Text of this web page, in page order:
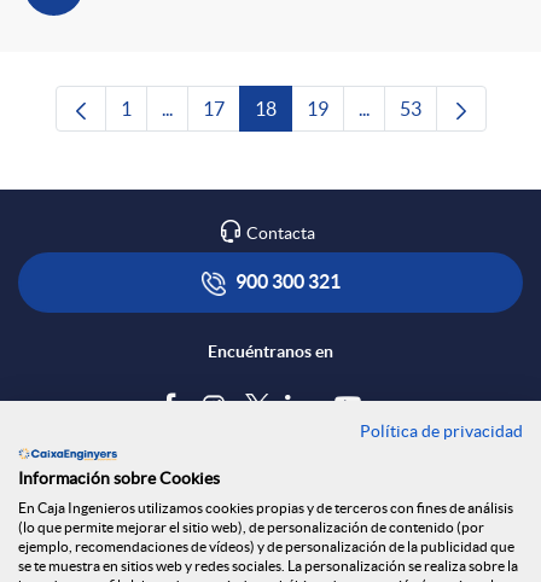
Página
1 ...Páginas intermedias Use TAB para
Página
17 Página
18 Página
19 ...Páginas intermedias
Página
53
Contacta
900 300 321
Encuéntranos en
Tablón de anuncios
Política de cookies
Aviso legal
Política de privacidad
Información sobre Cookies
En Caja Ingenieros utilizamos cookies propias y de terceros con fines de análisis
(lo que permite mejorar el sitio web), de personalización de contenido (por
ejemplo, recomendaciones de vídeos) y de personalización de la publicidad que
se te muestra en sitios web y redes sociales. La personalización se realiza sobre la